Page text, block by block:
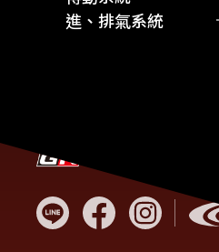
差速油
其他
離合器
進、排氣系統